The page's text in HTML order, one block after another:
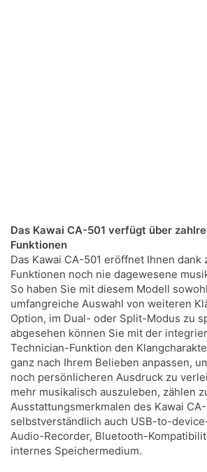
Das Kawai CA-501 verfügt über
Funktionen
Das Kawai CA-501 eröffnet Ihnen dank
Funktionen noch nie dagewesene
So haben Sie mit diesem Modell
umfangreiche Auswahl von weiteren
Option, im Dual- oder Split-Modus zu
abgesehen können Sie mit der
Technician-Funktion den
ganz nach Ihrem Belieben anpassen,
noch persönlicheren Ausdruck zu
mehr musikalisch auszuleben, zählen
Ausstattungsmerkmalen des Kawai CA-
selbstverständlich auch USB-to-
Audio-Recorder, Bluetooth-
internes Speichermedium.